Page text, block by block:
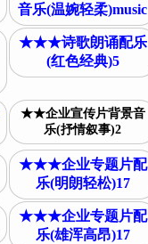
音乐(温婉轻柔)music
★★★诗歌朗诵配乐
(红色经典)5
★★企业宣传片背景音
乐(抒情叙事)2
★★★企业专题片配
乐(明朗轻松)17
★★★企业专题片配
乐(雄浑高昂)17